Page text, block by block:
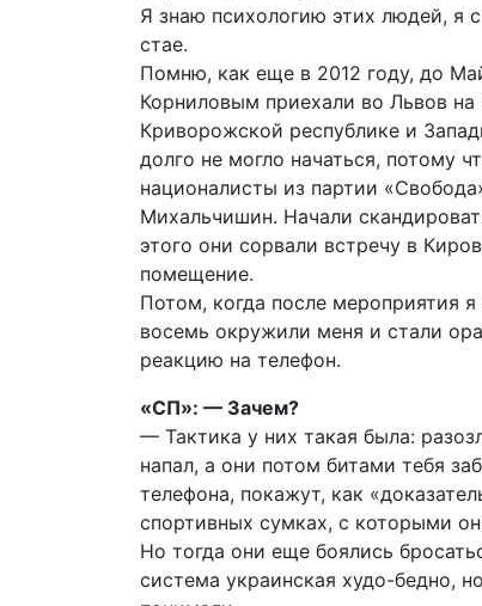
Я знаю психологию этих людей, я
стае.
Помню, как еще в 2012 году, до
Корниловым приехали во Львов
Криворожской республике и
долго не могло начаться, потому
националисты из партии
Михальчишин. Начали
этого они сорвали встречу в
помещение.
Потом, когда после мероприятия
восемь окружили меня и стали
реакцию на телефон.
«СП»: — Зачем?
— Тактика у них такая была:
напал, а они потом битами тебя
телефона, покажут, как
спортивных сумках, с которыми
Но тогда они еще боялись
система украинская худо-бедно,